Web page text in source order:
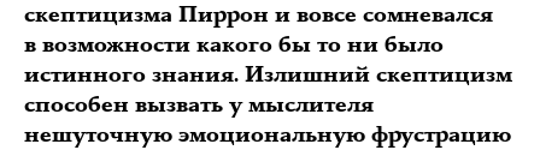
скептицизма Пиррон и вовсе сомневался
в возможности какого бы то ни было
истинного знания. Излишний скептицизм
способен вызвать у мыслителя
нешуточную эмоциональную фрустрацию